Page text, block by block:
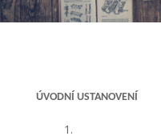
ÚVODNÍ USTANOVENÍ